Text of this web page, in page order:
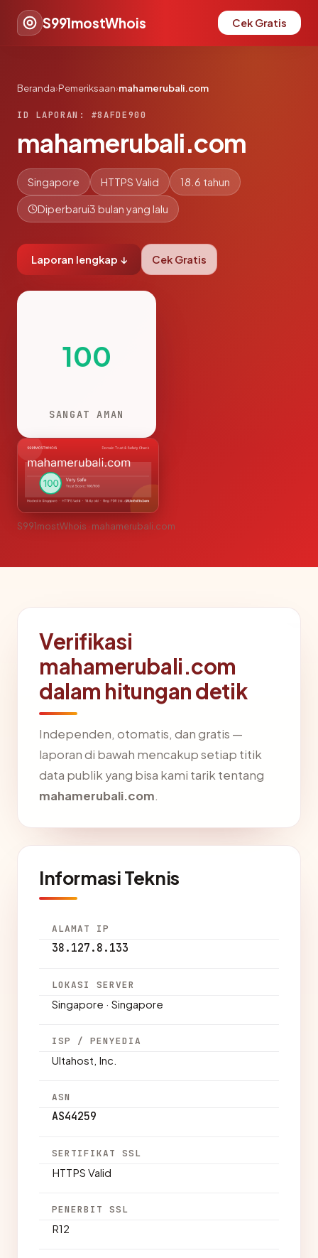
S991mostWhois Cek Gratis
Beranda›Pemeriksaan›mahamerubali.com
ID LAPORAN: #8AFDE900
mahamerubali.com
Singapore HTTPS Valid 18.6 tahun
Diperbarui3 bulan yang lalu
Laporan lengkap ↓ Cek Gratis
100
SANGAT AMAN
S991mostWhois · mahamerubali.com
Verifikasi
mahamerubali.com
dalam hitungan detik
Independen, otomatis, dan gratis —
laporan di bawah mencakup setiap titik
data publik yang bisa kami tarik tentang
mahamerubali.com.
Informasi Teknis
ALAMAT IP
38.127.8.133
LOKASI SERVER
Singapore · Singapore
ISP / PENYEDIA
Ultahost, Inc.
ASN
AS44259
SERTIFIKAT SSL
HTTPS Valid
PENERBIT SSL
R12